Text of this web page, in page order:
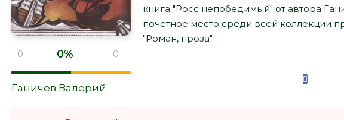
0 0% 0
Ганичев Валерий
книга "Росс непобедимый" от автора
почетное место среди всей коллекции
"Роман, проза".